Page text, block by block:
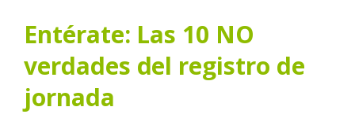
Entérate: Las 10 NO
verdades del registro de
jornada